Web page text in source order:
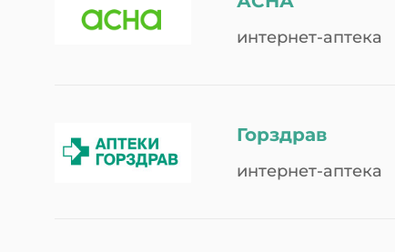
интернет-аптека
Горздрав
интернет-аптека